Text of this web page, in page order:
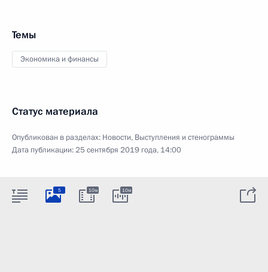
Темы
Экономика и финансы
Статус материала
Опубликован в разделах: Новости, Выступления и стенограммы
Дата публикации:25 сентября 2019 года, 14:00
5 10м 10м